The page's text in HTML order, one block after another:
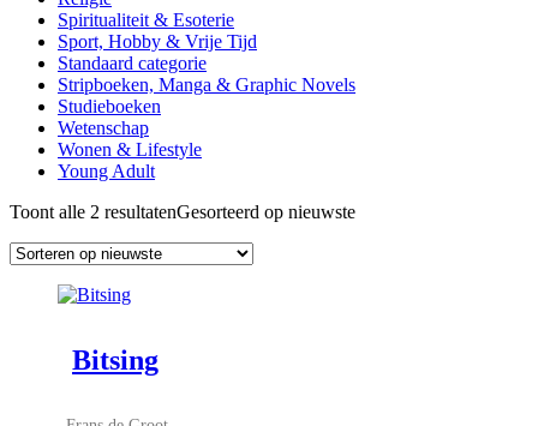
Spiritualiteit & Esoterie
Sport, Hobby & Vrije Tijd
Standaard categorie
Stripboeken, Manga & Graphic Novels
Studieboeken
Wetenschap
Wonen & Lifestyle
Young Adult
Toont alle 2 resultatenGesorteerd op nieuwste
Bitsing